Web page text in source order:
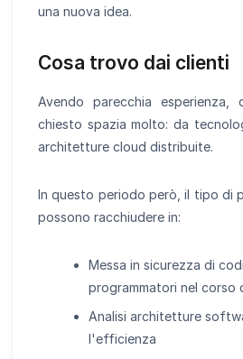
una nuova idea.
Cosa trovo dai clienti
Avendo parecchia esperienza,
chiesto spazia molto: da
architetture cloud distribuite.
In questo periodo però, il tipo di
possono racchiudere in:
Messa in sicurezza di
programmatori nel corso
Analisi architetture
l'efficienza